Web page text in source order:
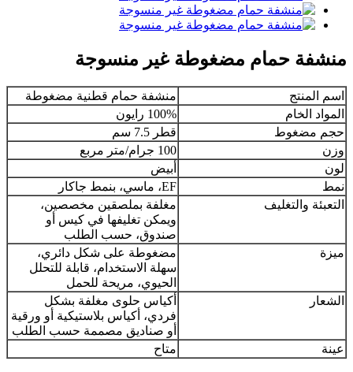
منشفة حمام مضغوطة غير منسوجة
اسم المنتج
منشفة حمام قطنية مضغوطة
المواد الخام
100% رايون
حجم مضغوط
قطر 7.5 سم
وزن
100 جرام/متر مربع
لون
أبيض
نمط
EF، ماسي، بنمط جاكار
التعبئة والتغليف
مغلفة بملصقين مخصصين،
ويمكن تغليفها في كيس أو
صندوق، حسب الطلب
ميزة
مضغوطة على شكل دائري،
سهلة الاستخدام، قابلة للتحلل
الحيوي، مريحة للحمل
الشعار
أكياس حلوى مغلفة بشكل
فردي، أكياس بلاستيكية أو ورقية
أو صناديق مصممة حسب الطلب
عينة
متاح